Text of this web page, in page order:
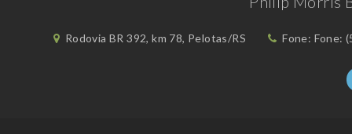
Rodovia BR 392, km 78, Pelotas/RS Fone: Fone: